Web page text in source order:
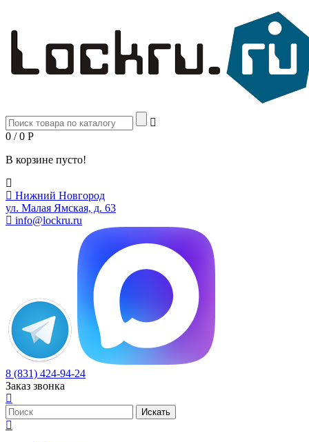
0 / 0 Р
В корзине пусто!
Нижний Новгород
ул. Малая Ямская, д. 63
info@lockru.ru
8 (831) 424-94-24
Заказ звонка